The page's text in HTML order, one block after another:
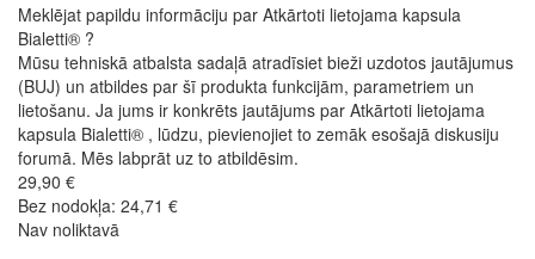
Meklējat papildu informāciju par Atkārtoti lietojama kapsula
Bialetti® ?
Mūsu tehniskā atbalsta sadaļā atradīsiet bieži uzdotos jautājumus
(BUJ) un atbildes par šī produkta funkcijām, parametriem un
lietošanu. Ja jums ir konkrēts jautājums par Atkārtoti lietojama
kapsula Bialetti® , lūdzu, pievienojiet to zemāk esošajā diskusiju
forumā. Mēs labprāt uz to atbildēsim.
29,90 €
Bez nodokļa: 24,71 €
Nav noliktavā